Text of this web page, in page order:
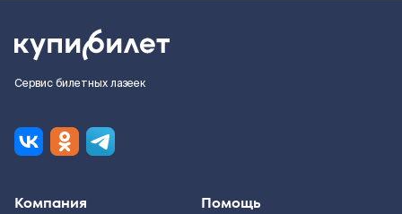
Сервис билетных лазеек
Компания Помощь